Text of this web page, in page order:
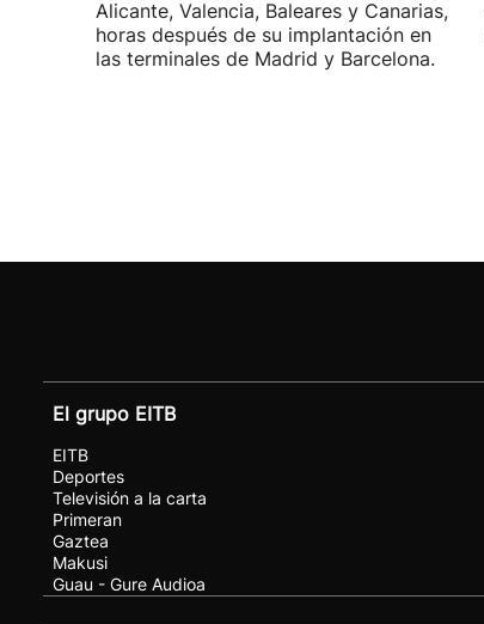
Alicante, Valencia, Baleares y Canarias,
horas después de su implantación en
las terminales de Madrid y Barcelona.
El grupo EITB
EITB
Deportes
Televisión a la carta
Primeran
Gaztea
Makusi
Guau - Gure Audioa